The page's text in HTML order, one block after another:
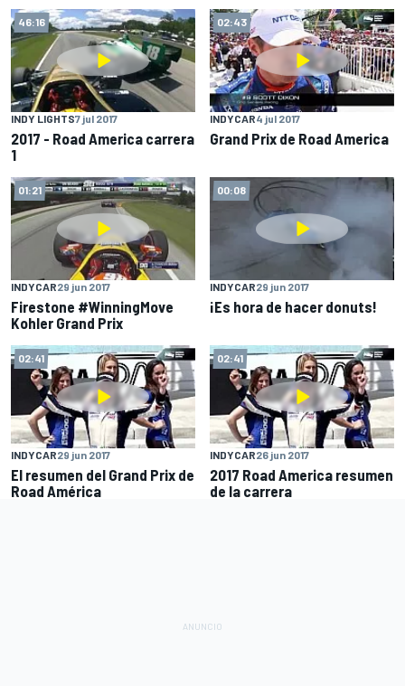
46:16
INDY LIGHTS7 jul 2017
2017 - Road America carrera
1
02:43
INDYCAR4 jul 2017
Grand Prix de Road America
01:21
INDYCAR29 jun 2017
Firestone #WinningMove
Kohler Grand Prix
00:08
INDYCAR29 jun 2017
¡Es hora de hacer donuts!
02:41
INDYCAR29 jun 2017
El resumen del Grand Prix de
Road América
02:41
INDYCAR26 jun 2017
2017 Road America resumen
de la carrera